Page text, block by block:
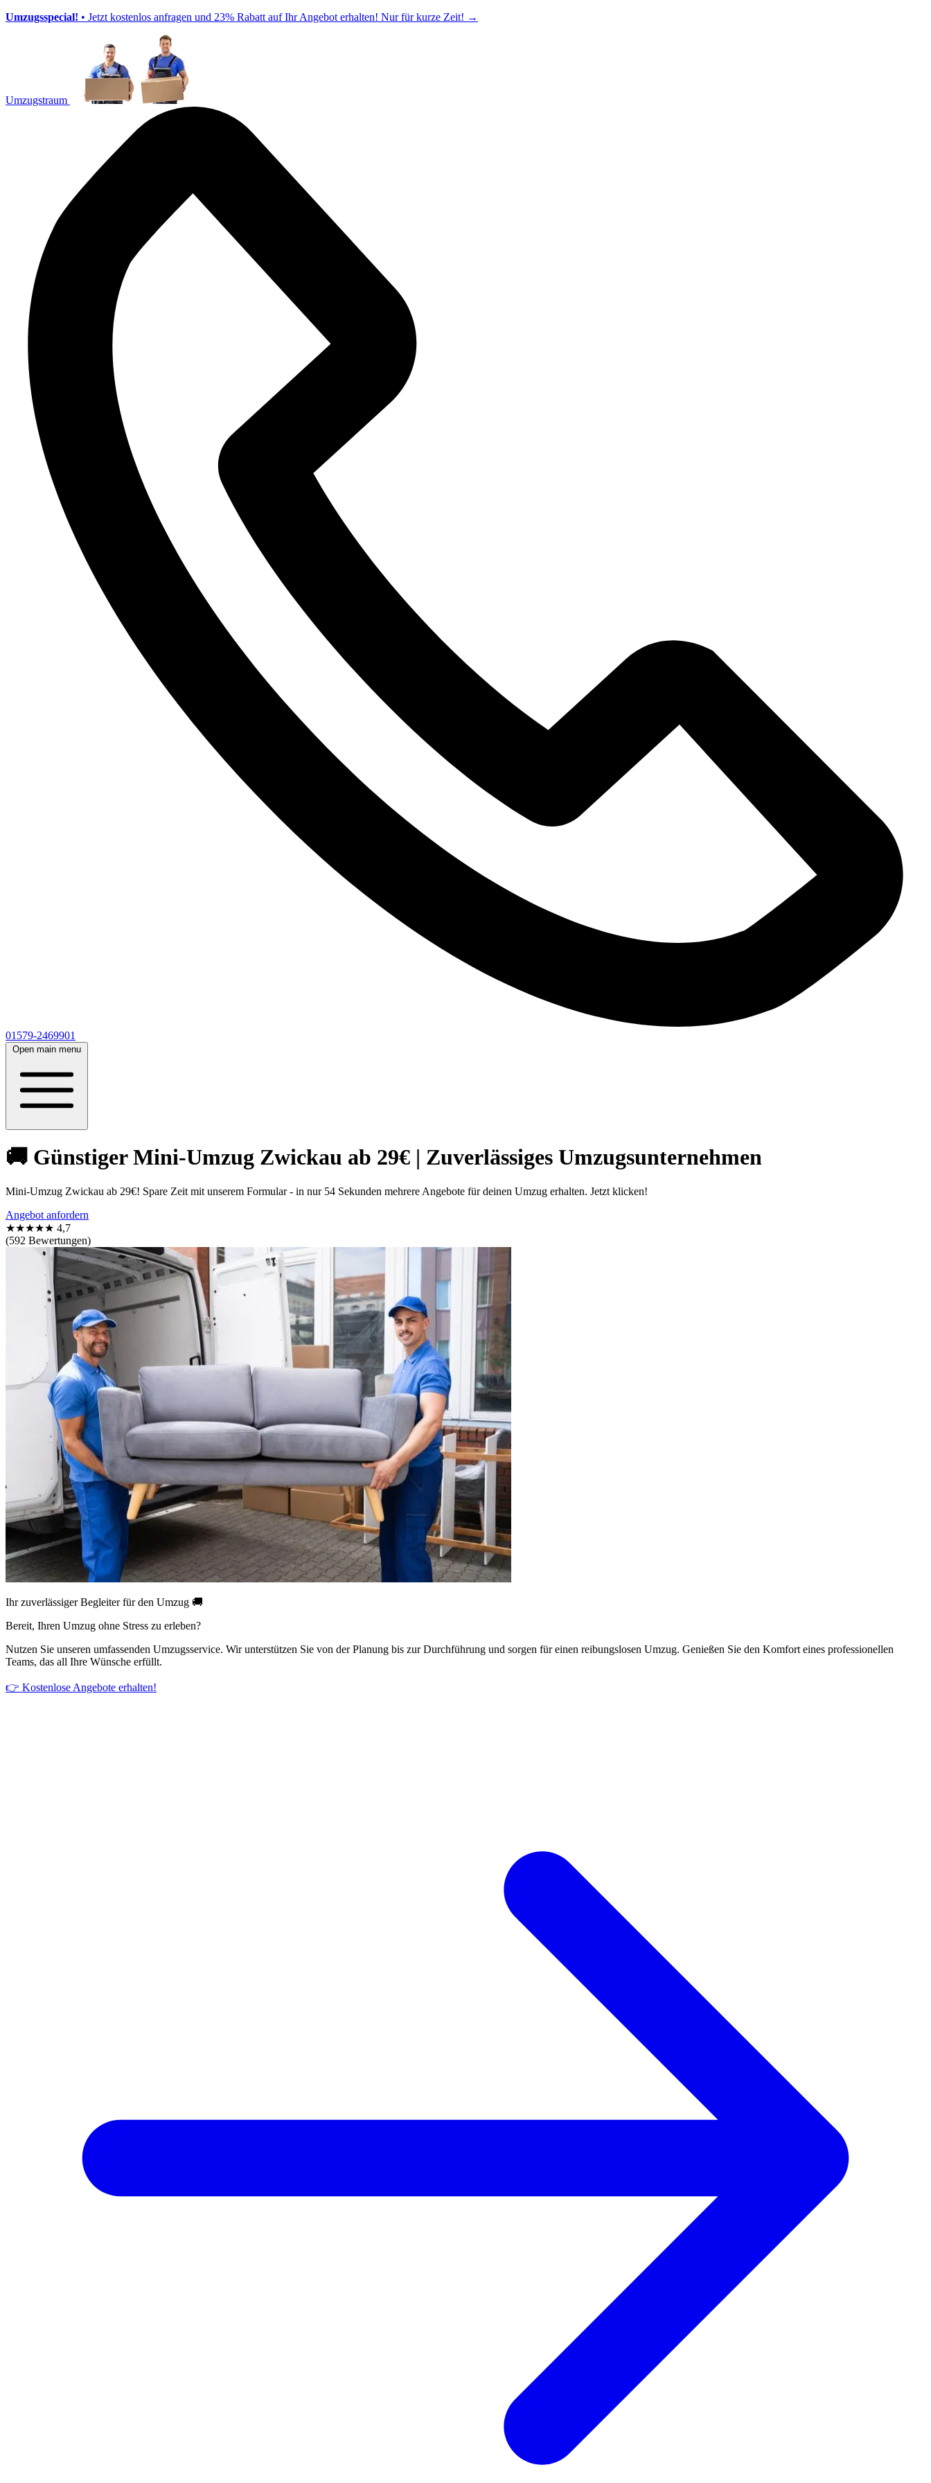
Umzugsspecial! • Jetzt kostenlos anfragen und 23% Rabatt auf Ihr Angebot erhalten! Nur für kurze Zeit! →
Umzugstraum
01579-2469901
Open main menu
🚚 Günstiger Mini-Umzug Zwickau ab 29€ | Zuverlässiges Umzugsunternehmen
Mini-Umzug Zwickau ab 29€! Spare Zeit mit unserem Formular - in nur 54 Sekunden mehrere Angebote für deinen Umzug erhalten. Jetzt klicken!
Angebot anfordern
★★★★★ 4,7
(592 Bewertungen)
Ihr zuverlässiger Begleiter für den Umzug 🚚
Bereit, Ihren Umzug ohne Stress zu erleben?
Nutzen Sie unseren umfassenden Umzugsservice. Wir unterstützen Sie von der Planung bis zur Durchführung und sorgen für einen reibungslosen Umzug. Genießen Sie den Komfort eines professionellen
Teams, das all Ihre Wünsche erfüllt.
👉 Kostenlose Angebote erhalten!